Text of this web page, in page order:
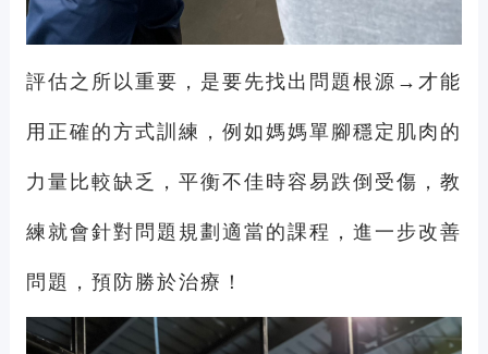
評估之所以重要，是要先找出問題根源→才能
用正確的方式訓練，例如媽媽單腳穩定肌肉的
力量比較缺乏，平衡不佳時容易跌倒受傷，教
練就會針對問題規劃適當的課程，進一步改善
問題，預防勝於治療！